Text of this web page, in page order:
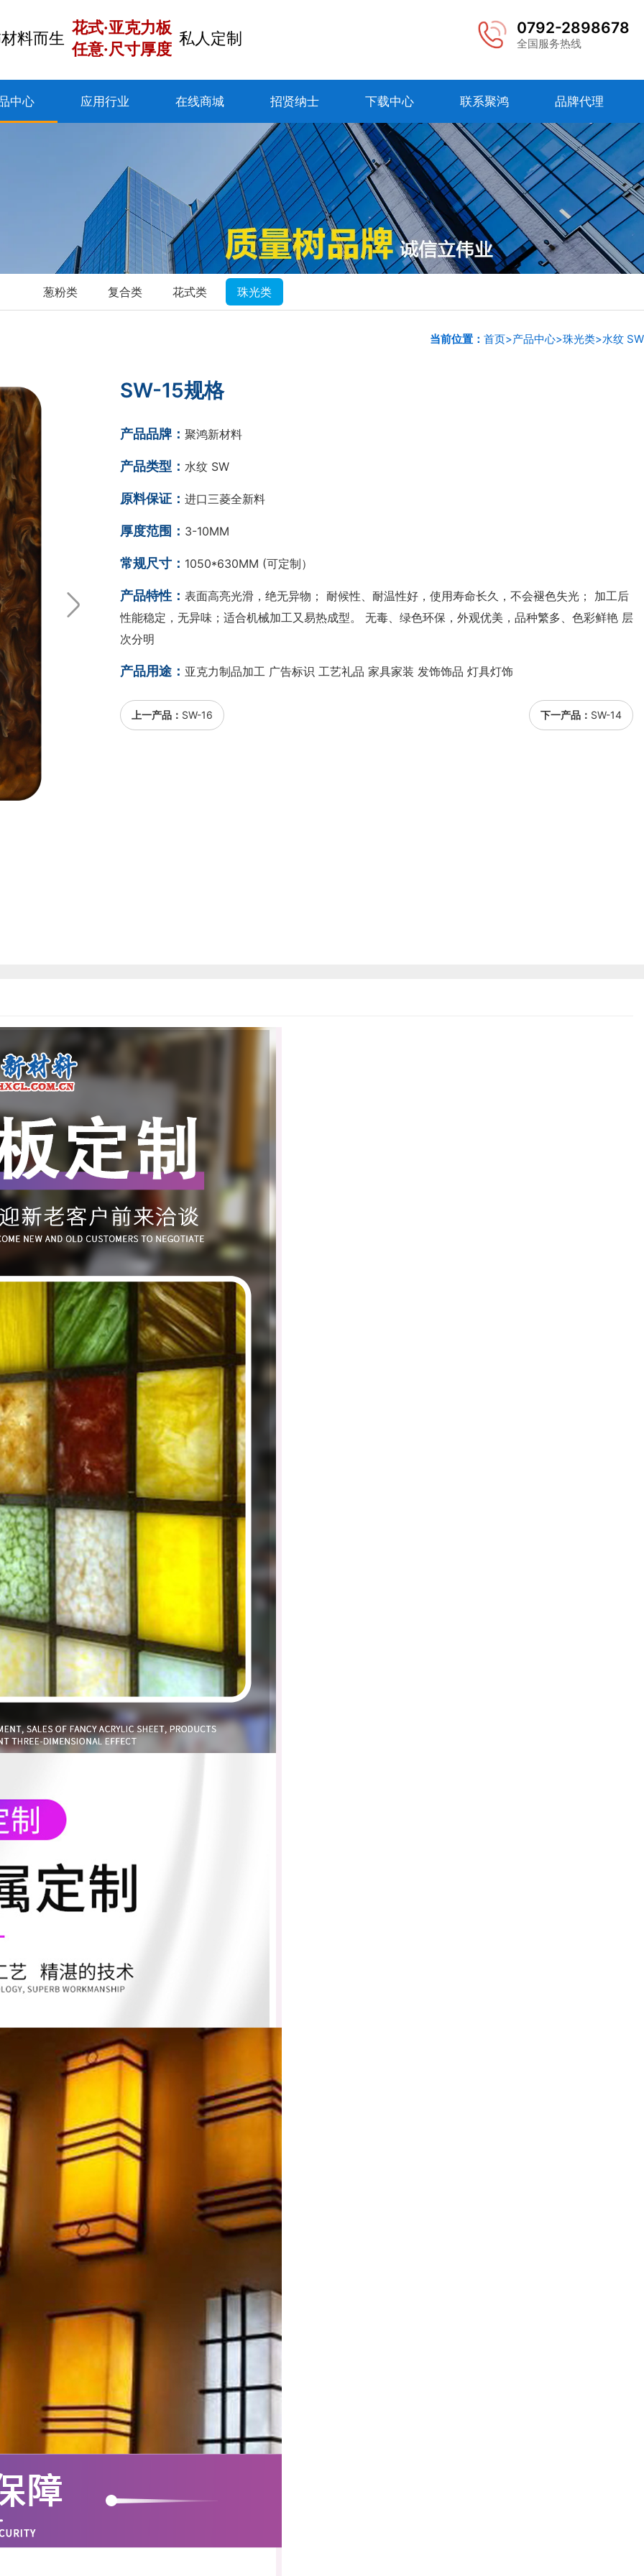
0792-2898678
全国服务热线
料而生
花式·亚克力板
任意·尺寸厚度
私人定制
中心 应用行业 在线商城 招贤纳士 下载中心 联系聚鸿 品牌代理
葱粉类 复合类 花式类 珠光类
当前位置： 首页>产品中心>珠光类>水纹 SW
SW-15规格
产品品牌： 聚鸿新材料
产品类型： 水纹 SW
原料保证： 进口三菱全新料
厚度范围： 3-10MM
常规尺寸： 1050*630MM (可定制）
产品特性： 表面高亮光滑，绝无异物； 耐候性、耐温性好，使用寿命长久，不会褪色失光； 加工后
性能稳定，无异味；适合机械加工又易热成型。 无毒、绿色环保，外观优美，品种繁多、色彩鲜艳 层
次分明
产品用途： 亚克力制品加工 广告标识 工艺礼品 家具家装 发饰饰品 灯具灯饰
上一产品： SW-16 下一产品： SW-14